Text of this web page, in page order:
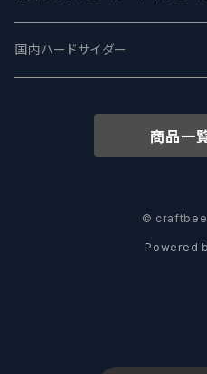
志賀高原ビール - SIGAKOGEN
箕面ビール - MINOH BEER
サンクトガーレン - Sankt Gallen
FirestoneWalker ファイアスト
Mikkeller ミッケラー
Hop Nation ホップネーション
The Flying Inn / ザ フライイング
Lambiek Fabriek - ファブリー
TAIHU - タイフー
Behemoth - ベヒーモス
CO-CONSPIRATORS コ・コン
Deep Creek Brewing Co.
8 Wired エイトワイアード
Westbrook ウェストブルック
Strathcona ストラスコナ
ODIN BREWING オディン
Karmeliten カーメリテン
Früh フリュー
国内ハードサイダー
商品一
©
Powered